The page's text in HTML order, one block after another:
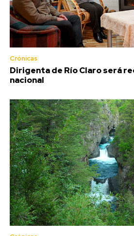
Crónicas
Dirigenta de Río Claro será
nacional